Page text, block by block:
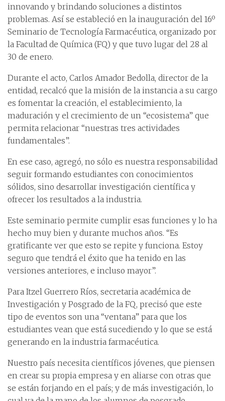
innovando y brindando soluciones a distintos
problemas. Así se estableció en la inauguración del 16º
Seminario de Tecnología Farmacéutica, organizado por
la Facultad de Química (FQ) y que tuvo lugar del 28 al
30 de enero.
Durante el acto, Carlos Amador Bedolla, director de la
entidad, recalcó que la misión de la instancia a su cargo
es fomentar la creación, el establecimiento, la
maduración y el crecimiento de un “ecosistema” que
permita relacionar “nuestras tres actividades
fundamentales”.
En ese caso, agregó, no sólo es nuestra responsabilidad
seguir formando estudiantes con conocimientos
sólidos, sino desarrollar investigación científica y
ofrecer los resultados a la industria.
Este seminario permite cumplir esas funciones y lo ha
hecho muy bien y durante muchos años. “Es
gratificante ver que esto se repite y funciona. Estoy
seguro que tendrá el éxito que ha tenido en las
versiones anteriores, e incluso mayor”.
Para Itzel Guerrero Ríos, secretaria académica de
Investigación y Posgrado de la FQ, precisó que este
tipo de eventos son una “ventana” para que los
estudiantes vean que está sucediendo y lo que se está
generando en la industria farmacéutica.
Nuestro país necesita científicos jóvenes, que piensen
en crear su propia empresa y en aliarse con otras que
se están forjando en el país; y de más investigación, lo